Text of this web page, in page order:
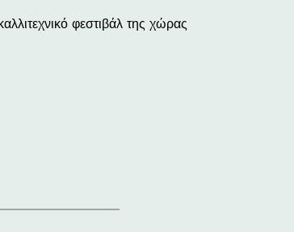
φεστιβάλ της χώρας